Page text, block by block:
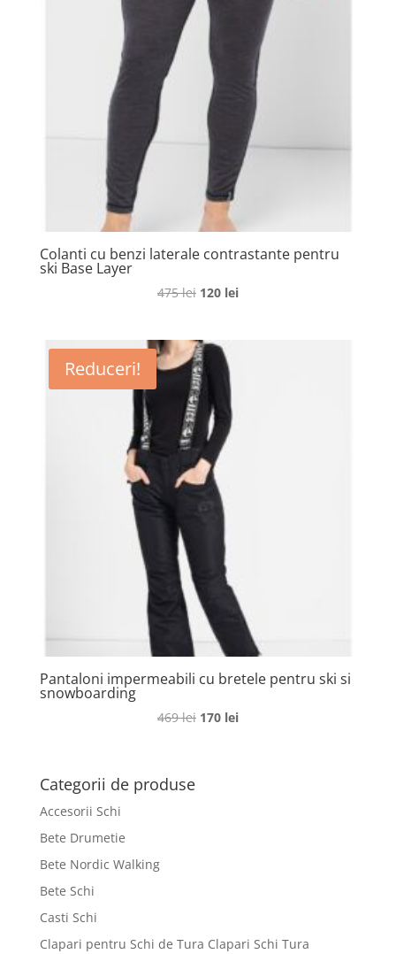
Colanti cu benzi laterale contrastante pentru
ski Base Layer
475lei Prețul
fost:
475 lei.
120 leiPrețul
Reduceri!
Pantaloni impermeabili cu bretele pentru ski si
snowboarding
469lei Prețul
170 leiPrețul
Categorii de produse
Accesorii Schi
Bete Drumetie
Bete Nordic Walking
Bete Schi
Casti Schi
Clapari pentru Schi de Tura Clapari Schi Tura